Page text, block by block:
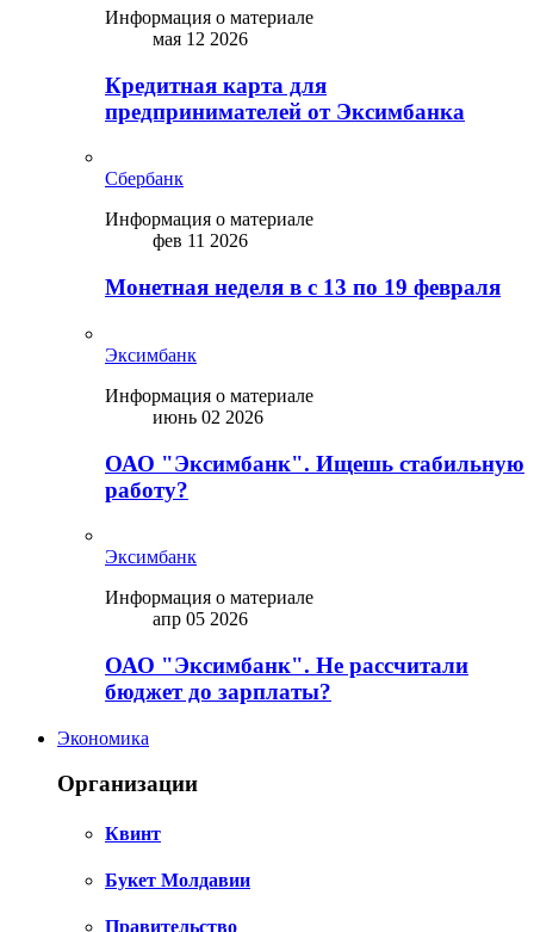
Информация о материале
мая 12 2026
Кредитная карта для
предпринимателей от Эксимбанка
Сбербанк
Информация о материале
фев 11 2026
Монетная неделя в с 13 по 19 февраля
Эксимбанк
Информация о материале
июнь 02 2026
ОАО "Эксимбанк". Ищешь стабильную
работу?
Эксимбанк
Информация о материале
апр 05 2026
ОАО "Эксимбанк". Не рассчитали
бюджет до зарплаты?
Экономика
Организации
Квинт
Букет Молдавии
Правительство